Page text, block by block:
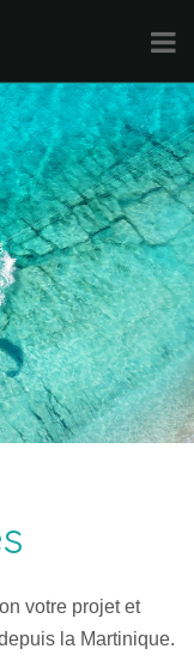
votre projet et
la Martinique.